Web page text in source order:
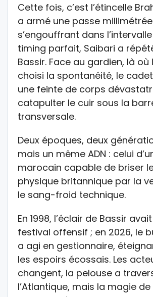
Cette fois, c’est l’étincelle
a armé une passe
s’engouffrant dans
timing parfait, Saibari a
Bassir. Face au gardien, là où
choisi la spontanéité, le
une feinte de corps
catapulter le cuir sous la
transversale.
Deux époques, deux
mais un même ADN : celui
marocain capable de briser
physique britannique par la
le sang-froid technique.
En 1998, l’éclair de Bassir
festival offensif ; en 2026, le
a agi en gestionnaire,
les espoirs écossais. Les
changent, la pelouse a
l’Atlantique, mais la magie de